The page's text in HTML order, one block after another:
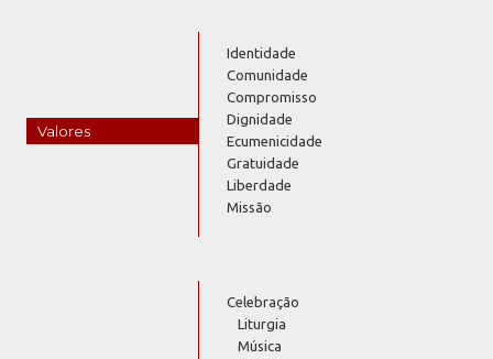
Valores
Identidade
Comunidade
Compromisso
Dignidade
Ecumenicidade
Gratuidade
Liberdade
Missão
Celebração
Liturgia
Música